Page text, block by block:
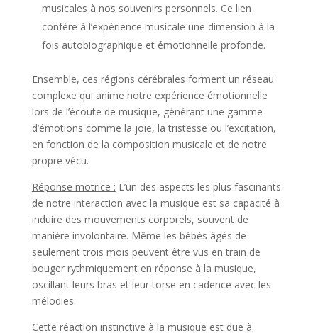
musicales à nos souvenirs personnels. Ce lien
confère à l’expérience musicale une dimension à la
fois autobiographique et émotionnelle profonde.
Ensemble, ces régions cérébrales forment un réseau
complexe qui anime notre expérience émotionnelle
lors de l’écoute de musique, générant une gamme
d’émotions comme la joie, la tristesse ou l’excitation,
en fonction de la composition musicale et de notre
propre vécu.
Réponse motrice : L’un des aspects les plus fascinants
de notre interaction avec la musique est sa capacité à
induire des mouvements corporels, souvent de
manière involontaire. Même les bébés âgés de
seulement trois mois peuvent être vus en train de
bouger rythmiquement en réponse à la musique,
oscillant leurs bras et leur torse en cadence avec les
mélodies.
Cette réaction instinctive à la musique est due à